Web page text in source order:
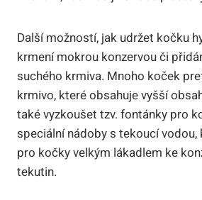
Další možností, jak udržet kočku
krmení mokrou konzervou či
suchého krmiva. Mnoho koček
krmivo, které obsahuje vyšší
také vyzkoušet tzv. fontánky pro
speciální nádoby s tekoucí
pro kočky velkým lákadlem ke
tekutin.